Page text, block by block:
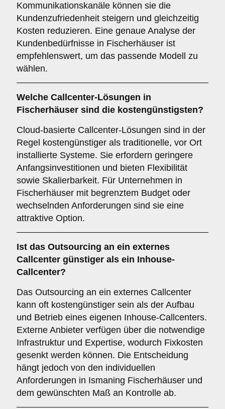
Kommunikationskanäle können sie die
Kundenzufriedenheit steigern und gleichzeitig
Kosten reduzieren. Eine genaue Analyse der
Kundenbedürfnisse in Fischerhäuser ist
empfehlenswert, um das passende Modell zu
wählen.
Welche Callcenter-Lösungen in
Fischerhäuser sind die kostengünstigsten?
Cloud-basierte Callcenter-Lösungen sind in der
Regel kostengünstiger als traditionelle, vor Ort
installierte Systeme. Sie erfordern geringere
Anfangsinvestitionen und bieten Flexibilität
sowie Skalierbarkeit. Für Unternehmen in
Fischerhäuser mit begrenztem Budget oder
wechselnden Anforderungen sind sie eine
attraktive Option.
Ist das Outsourcing an ein externes
Callcenter günstiger als ein Inhouse-
Callcenter?
Das Outsourcing an ein externes Callcenter
kann oft kostengünstiger sein als der Aufbau
und Betrieb eines eigenen Inhouse-Callcenters.
Externe Anbieter verfügen über die notwendige
Infrastruktur und Expertise, wodurch Fixkosten
gesenkt werden können. Die Entscheidung
hängt jedoch von den individuellen
Anforderungen in Ismaning Fischerhäuser und
dem gewünschten Maß an Kontrolle ab.